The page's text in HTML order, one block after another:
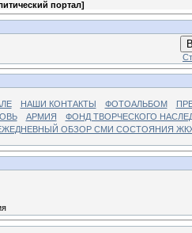
портал]
НАШИ КОНТАКТЫ ФОТОАЛЬБОМ
АРМИЯ
ФОНД ТВОРЧЕСКОГО
ОБЗОР СМИ СОСТОЯНИЯ